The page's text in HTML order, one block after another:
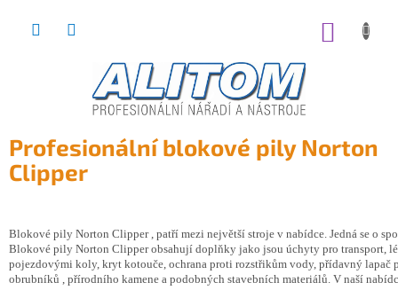
Profesionální blokové pily Norton
Clipper
Blokové pily Norton Clipper , patří mezi největší stroje v nabídce. Jedná se o
Blokové pily Norton Clipper obsahují doplňky jako jsou úchyty pro transport,
pojezdovými koly, kryt kotouče, ochrana proti rozstřikům vody, přídavný
obrubníků , přírodního kamene a podobných stavebních materiálů. V naší